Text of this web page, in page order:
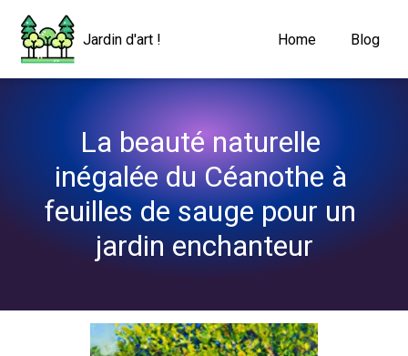
Jardin d'art ! Home Blog
La beauté naturelle
inégalée du Céanothe à
feuilles de sauge pour un
jardin enchanteur